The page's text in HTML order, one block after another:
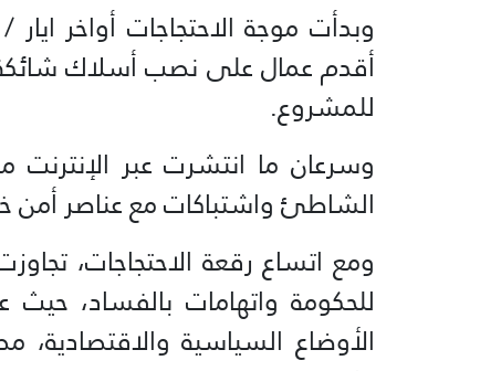
وبدأت موجة الاحتجاجات أواخر
أقدم عمال على نصب أسلاك شائكة
للمشروع.
وسرعان ما انتشرت عبر
الشاطئ واشتباكات مع عناصر أمن
ومع اتساع رقعة الاحتجاجات،
للحكومة واتهامات بالفساد،
الأوضاع السياسية والاقتصادية،